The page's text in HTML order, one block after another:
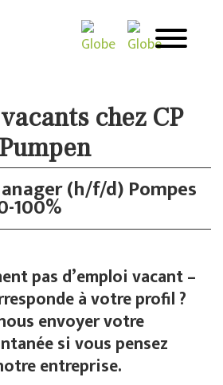
chez CP
Pumpen
(h/f/d) Pompes
100%
pas d’emploi vacant –
à votre profil ?
envoyer votre
si vous pensez
entreprise.